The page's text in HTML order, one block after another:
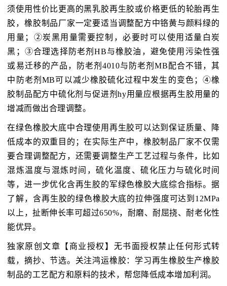
须使用性价比更高的黑乳胶再生胶或价格更低的轮胎再生
胶，橡胶制品厂家一定要适当调整配方中铬黄与颜料绿的
用量；②炭黑用量需要控制，必要时可以使用适量白炭
黑；③合理选择防老剂HB与橡胶油，避免使用污染性强
或易迁移的产品，防老剂4010与防老剂MB配合不错，其
中防老剂MB可以减少橡胶硫化过程中发生的变色；④橡
胶制品配方中硫化剂与促进剂hy用量应根据再生胶用量的
增减而做出合理调整。
在绿色橡胶大底中合理使用再生胶可以达到保证质量、降
低成本的双重目的；在实际生产中，橡胶制品厂家不仅需
要合理调整配方，还需要调整生产工艺过程与条件，比如
混炼温度与混炼时间，硫化温度、硫化压力与硫化时间
等，进一步优化含再生胶的军绿色橡胶大底综合指标。据
了解，含再生胶的绿色橡胶大底的拉伸强度可达到12MPa
以上，扯断伸长率可超过650%，耐磨、耐屈挠、耐老化性
能优异。
独家原创文章【商业授权】无书面授权禁止任何形式转
载，摘抄、节选。关注鸿运橡胶：学习再生橡胶生产橡胶
制品的工艺配方和原料的技术，帮您降低成本增加利润。